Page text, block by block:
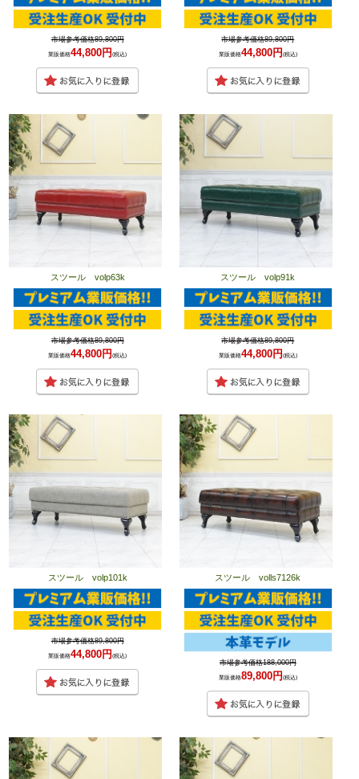
市場参考価格89,800円
業販価格44,800円(税込)
市場参考価格89,800円
業販価格44,800円 (税込)
スツール volp63k
市場参考価格89,800円
業販価格44,800円(税込)
スツール volp91k
市場参考価格89,800円
業販価格44,800円(税込)
スツール volp101k
市場参考価格89,800円
業販価格44,800円(税込)
スツール volls7126k
市場参考価格188,000円
業販価格89,800円 (税込)